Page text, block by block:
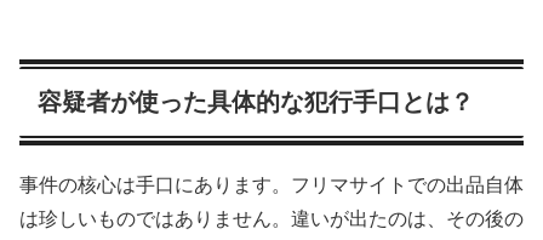
容疑者が使った具体的な犯行手口とは？
事件の核心は手口にあります。フリマサイトでの出品自体
は珍しいものではありません。違いが出たのは、その後の